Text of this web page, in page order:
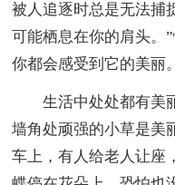
被人追逐时总是无法捕
可能栖息在你的肩头。
你都会感受到它的美丽。
生活中处处都有美丽
墙角处顽强的小草是美
车上，有人给老人让座